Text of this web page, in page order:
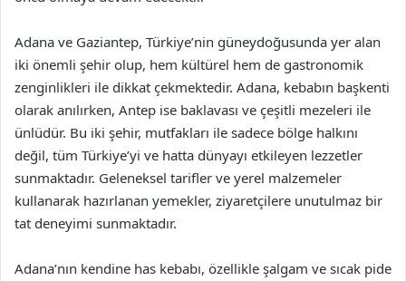
Adana ve Gaziantep, Türkiye’nin güneydoğusunda yer alan
iki önemli şehir olup, hem kültürel hem de gastronomik
zenginlikleri ile dikkat çekmektedir. Adana, kebabın başkenti
olarak anılırken, Antep ise baklavası ve çeşitli mezeleri ile
ünlüdür. Bu iki şehir, mutfakları ile sadece bölge halkını
değil, tüm Türkiye’yi ve hatta dünyayı etkileyen lezzetler
sunmaktadır. Geleneksel tarifler ve yerel malzemeler
kullanarak hazırlanan yemekler, ziyaretçilere unutulmaz bir
tat deneyimi sunmaktadır.
Adana’nın kendine has kebabı, özellikle şalgam ve sıcak pide